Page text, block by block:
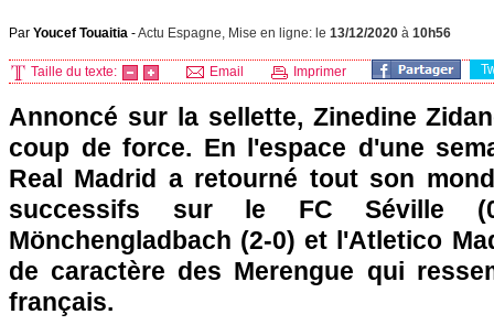
Par Youcef Touaitia -Actu Espagne, Mise en ligne: le 13/12/2020 à 10h56
Taille du texte: Email Imprimer
Annoncé sur la sellette, Zinedine
coup de force. En l'espace d'une
Real Madrid a retourné tout son
successifs sur le FC Séville
Mönchengladbach (2-0) et l'Atletico
de caractère des Merengue qui
français.